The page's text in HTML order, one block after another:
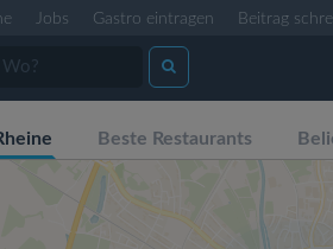
Jobs Gastro eintragen Beitrag
Beste Restaurants